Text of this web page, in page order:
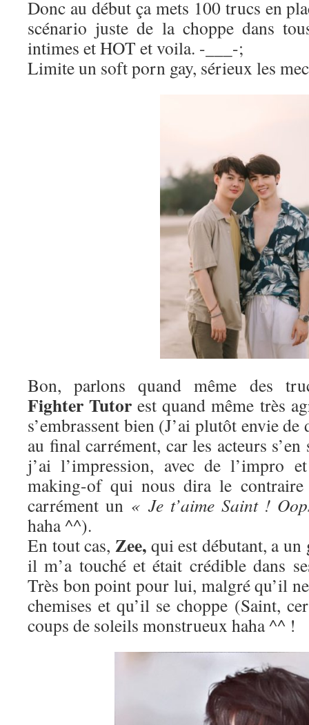
Donc au début ça mets 100 trucs en
scénario juste de la choppe dans
intimes et HOT et voila. -___-;
Limite un soft porn gay, sérieux les
Bon, parlons quand même des
Fighter Tutor est quand même très
s’embrassent bien (J’ai plutôt envie
au final carrément, car les acteurs
j’ai l’impression, avec de l’impro
making-of qui nous dira le contraire
carrément un « Je t’aime Saint !
haha ^^).
En tout cas, Zee,qui est débutant, a un
il m’a touché et était crédible dans
Très bon point pour lui, malgré qu’il
chemises et qu’il se choppe (Saint,
coups de soleils monstrueux haha ^^ !